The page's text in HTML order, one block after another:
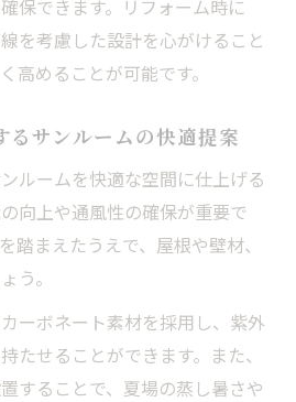
保できます。リフォーム時に
を考慮した設計を心がけること
高めることが可能です。
るサンルームの快適提案
ルームを快適な空間に仕上げる
向上や通風性の確保が重要で
踏まえたうえで、屋根や壁材、
う。
ーボネート素材を採用し、紫外
たせることができます。また、
することで、夏場の蒸し暑さや